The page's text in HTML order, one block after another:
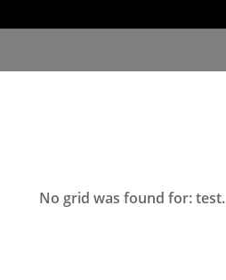
No grid was found for: test.